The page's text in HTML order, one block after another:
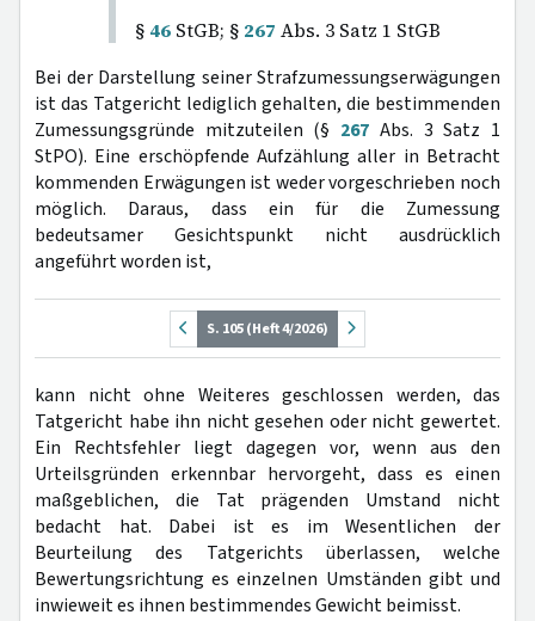
§ 46 StGB; § 267 Abs. 3 Satz 1 StGB
Bei der Darstellung seiner Strafzumessungserwägungen
ist das Tatgericht lediglich gehalten, die bestimmenden
Zumessungsgründe mitzuteilen (§ 267 Abs. 3 Satz 1
StPO). Eine erschöpfende Aufzählung aller in Betracht
kommenden Erwägungen ist weder vorgeschrieben noch
möglich. Daraus, dass ein für die Zumessung
bedeutsamer Gesichtspunkt nicht ausdrücklich
angeführt worden ist,
S. 105 (Heft 4/2026)
kann nicht ohne Weiteres geschlossen werden, das
Tatgericht habe ihn nicht gesehen oder nicht gewertet.
Ein Rechtsfehler liegt dagegen vor, wenn aus den
Urteilsgründen erkennbar hervorgeht, dass es einen
maßgeblichen, die Tat prägenden Umstand nicht
bedacht hat. Dabei ist es im Wesentlichen der
Beurteilung des Tatgerichts überlassen, welche
Bewertungsrichtung es einzelnen Umständen gibt und
inwieweit es ihnen bestimmendes Gewicht beimisst.